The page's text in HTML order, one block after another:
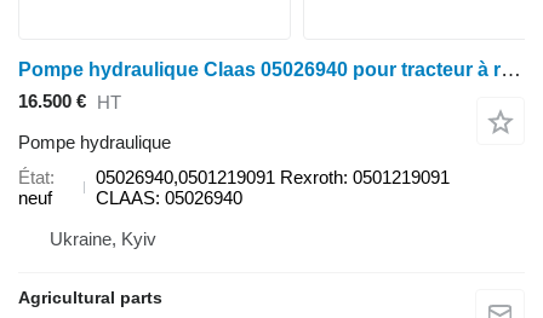
Pompe hydraulique Claas 05026940 pour tracteur à roues Claas Xerion/Axion/CLAAS
16.500 € HT
Pompe hydraulique
État
neuf
05026940,0501219091 Rexroth: 0501219091
CLAAS: 05026940
Ukraine, Kyiv
Agricultural parts